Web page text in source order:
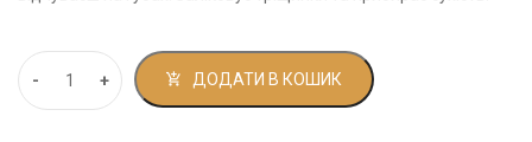
ДОДАТИ В КОШИК